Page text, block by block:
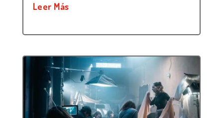
Leer Más